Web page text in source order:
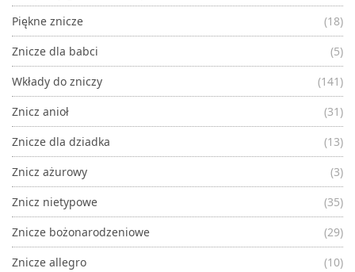
Piękne znicze
(18)
Znicze dla babci
(5)
Wkłady do zniczy
(141)
Znicz anioł
(31)
Znicze dla dziadka
(13)
Znicz ażurowy
(3)
Znicz nietypowe
(35)
Znicze bożonarodzeniowe
(29)
Znicze allegro
(10)